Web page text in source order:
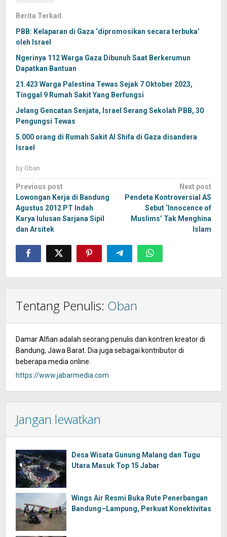
Berita Terkait
PBB: Kelaparan di Gaza ‘dipromosikan secara terbuka’
oleh Israel
Ngerinya 112 Warga Gaza Dibunuh Saat Berkerumun
Dapatkan Bantuan
21.423 Warga Palestina Tewas Sejak 7 Oktober 2023,
Tinggal 9 Rumah Sakit Yang Berfungsi
Jelang Gencatan Senjata, Israel Serang Sekolah PBB, 30
Pengungsi Tewas
5.000 orang di Rumah Sakit Al Shifa di Gaza disandera
Israel
by Oban
Post
navigation
Previous post
Lowongan Kerja di Bandung
Agustus 2012 PT Indah
Karya lulusan Sarjana Sipil
dan Arsitek
Next post
Pendeta Kontroversial AS
Sebut ‘Innocence of
Muslims’ Tak Menghina
Islam
Tentang Penulis: Oban
Damar Alfian adalah seorang penulis dan kontren kreator di
Bandung, Jawa Barat. Dia juga sebagai kontributor di
beberapa media online.
https://www.jabarmedia.com
Jangan lewatkan
Desa Wisata Gunung Malang dan Tugu
Utara Masuk Top 15 Jabar
Wings Air Resmi Buka Rute Penerbangan
Bandung–Lampung, Perkuat Konektivitas